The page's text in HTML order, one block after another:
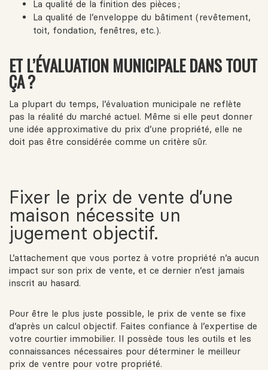
La qualité de la finition des pièces ;
La qualité de l’enveloppe du bâtiment (revêtement,
toit, fondation, fenêtres, etc.).
ET L’ÉVALUATION MUNICIPALE DANS TOUT
ÇA ?
La plupart du temps, l’évaluation municipale ne reflète
pas la réalité du marché actuel. Même si elle peut donner
une idée approximative du prix d’une propriété, elle ne
doit pas être considérée comme un critère sûr.
Fixer le prix de vente d’une
maison nécessite un
jugement objectif.
L’attachement que vous portez à votre propriété n’a aucun
impact sur son prix de vente, et ce dernier n’est jamais
inscrit au hasard.
Pour être le plus juste possible, le prix de vente se fixe
d’après un calcul objectif. Faites confiance à l’expertise de
votre courtier immobilier. Il possède tous les outils et les
connaissances nécessaires pour déterminer le meilleur
prix de ventre pour votre propriété.